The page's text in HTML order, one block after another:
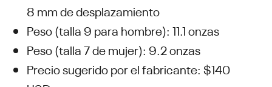
8 mm de desplazamiento
Peso (talla 9 para hombre): 11.1 onzas
Peso (talla 7 de mujer): 9.2 onzas
Precio sugerido por el fabricante: $140